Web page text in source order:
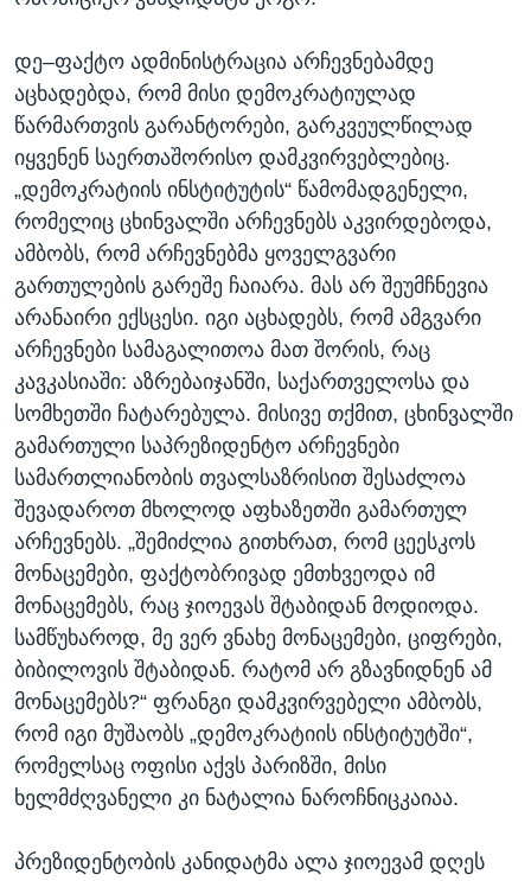
დე–ფაქტო ადმინისტრაცია არჩევნებამდე
აცხადებდა, რომ მისი დემოკრატიულად
წარმართვის გარანტორები, გარკვეულწილად
იყვენენ საერთაშორისო დამკვირვებლებიც.
„დემოკრატიის ინსტიტუტის“ წამომადგენელი,
რომელიც ცხინვალში არჩევნებს აკვირდებოდა,
ამბობს, რომ არჩევნებმა ყოველგვარი
გართულების გარეშე ჩაიარა. მას არ შეუმჩნევია
არანაირი ექსცესი. იგი აცხადებს, რომ ამგვარი
არჩევნები სამაგალითოა მათ შორის, რაც
კავკასიაში: აზრებაიჯანში, საქართველოსა და
სომხეთში ჩატარებულა. მისივე თქმით, ცხინვალში
გამართული საპრეზიდენტო არჩევნები
სამართლიანობის თვალსაზრისით შესაძლოა
შევადაროთ მხოლოდ აფხაზეთში გამართულ
არჩევნებს. „შემიძლია გითხრათ, რომ ცეესკოს
მონაცემები, ფაქტობრივად ემთხვეოდა იმ
მონაცემებს, რაც ჯიოევას შტაბიდან მოდიოდა.
სამწუხაროდ, მე ვერ ვნახე მონაცემები, ციფრები,
ბიბილოვის შტაბიდან. რატომ არ გზავნიდნენ ამ
მონაცემებს?“ ფრანგი დამკვირვებელი ამბობს,
რომ იგი მუშაობს „დემოკრატიის ინსტიტუტში“,
რომელსაც ოფისი აქვს პარიზში, მისი
ხელმძღვანელი კი ნატალია ნაროჩნიცკაიაა.
პრეზიდენტობის კანიდატმა ალა ჯიოევამ დღეს